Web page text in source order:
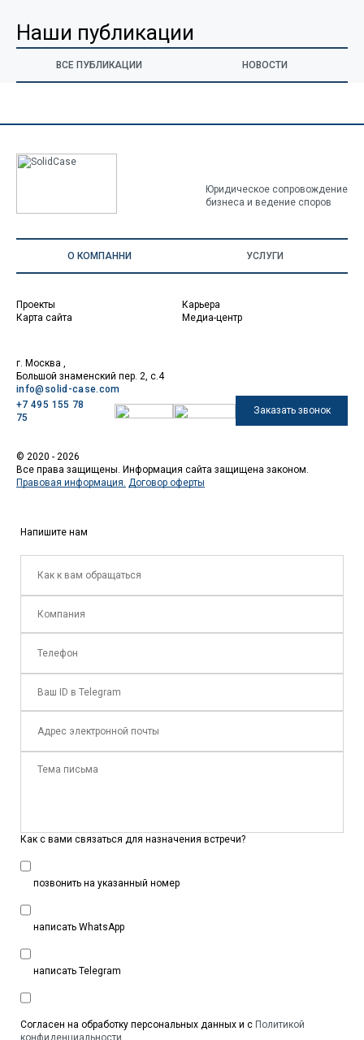
Наши публикации
ВСЕ ПУБЛИКАЦИИ НОВОСТИ
Юридическое сопровождение
бизнеса и ведение споров
О КОМПАННИ УСЛУГИ
Проекты
Карта сайта
Карьера
Медиа-центр
г. Москва ,
Большой знаменский пер. 2, с.4
info@solid-case.com
+7 495 155 78
75
Заказать звонок
© 2020 - 2026
Все права защищены. Информация сайта защищена законом.
Правовая информация. Договор оферты
Напишите нам
Как с вами связаться для назначения встречи?
позвонить на указанный номер
написать WhatsApp
написать Telegram
Согласен на обработку персональных данных и с Политикой
конфиденциальности